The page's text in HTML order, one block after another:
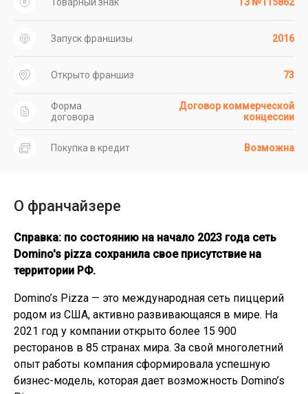
Запуск франшизы 2016
Открыто франшиз 73
Форма
договора
Договор коммерческой
концессии
Покупка в кредит Возможна
О франчайзере
Справка: по состоянию на начало 2023 года сеть
Domino's pizza сохранила свое присутствие на
территории РФ.
Domino’s Pizza — это международная сеть пиццерий
родом из США, активно развивающаяся в мире. На
2021 год у компании открыто более 15 900
ресторанов в 85 странах мира. За свой многолетний
опыт работы компания сформировала успешную
бизнес-модель, которая дает возможность Domino’s